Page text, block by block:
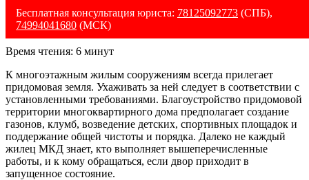
Бесплатная консультация юриста: 78125092773 (СПБ),
74994041680 (МСК)
Время чтения: 6 минут
К многоэтажным жилым сооружениям всегда прилегает
придомовая земля. Ухаживать за ней следует в соответствии с
установленными требованиями. Благоустройство придомовой
территории многоквартирного дома предполагает создание
газонов, клумб, возведение детских, спортивных площадок и
поддержание общей чистоты и порядка. Далеко не каждый
жилец МКД знает, кто выполняет вышеперечисленные
работы, и к кому обращаться, если двор приходит в
запущенное состояние.